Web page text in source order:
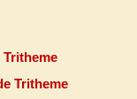
Tritheme